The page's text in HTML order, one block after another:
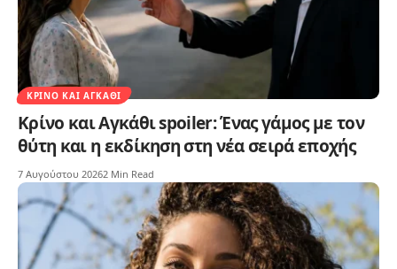
ΚΡΊΝΟ ΚΑΙ ΑΓΚΆΘΙ
Κρίνο και Αγκάθι spoiler: Ένας γάμος με τον
θύτη και η εκδίκηση στη νέα σειρά εποχής
7 Αυγούστου 20262 Min Read